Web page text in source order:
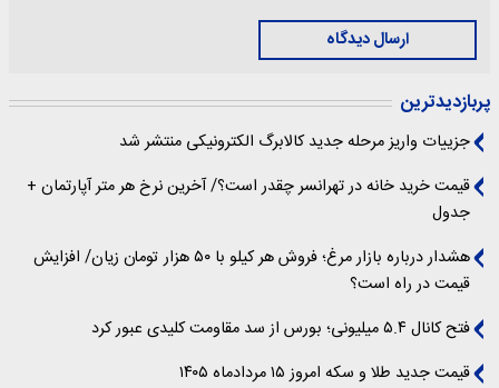
ارسال دیدگاه
پربازدیدترین
جزییات واریز مرحله جدید کالابرگ الکترونیکی منتشر شد
قیمت خرید خانه در تهرانسر چقدر است؟/ آخرین نرخ هر متر آپارتمان +
جدول
هشدار درباره بازار مرغ؛ فروش هر کیلو با ۵۰ هزار تومان زیان/ افزایش
قیمت در راه است؟
فتح کانال ۵.۴ میلیونی؛ بورس از سد مقاومت کلیدی عبور کرد
قیمت جدید طلا و سکه امروز ۱۵ مردادماه ۱۴۰۵